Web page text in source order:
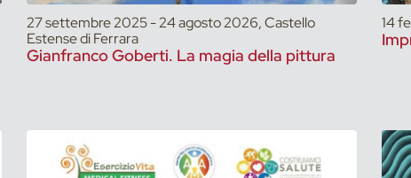
27 settembre 2025 - 24 agosto 2026, Castello
Estense di Ferrara
Gianfranco Goberti. La magia della pittura
14